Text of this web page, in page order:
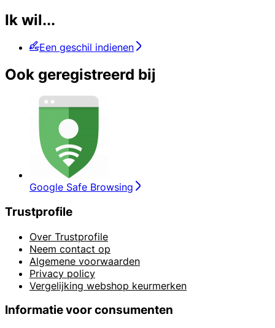
Ik wil...
Een geschil indienen
Ook geregistreerd bij
Google Safe Browsing
Trustprofile
Over Trustprofile
Neem contact op
Algemene voorwaarden
Privacy policy
Vergelijking webshop keurmerken
Informatie voor consumenten